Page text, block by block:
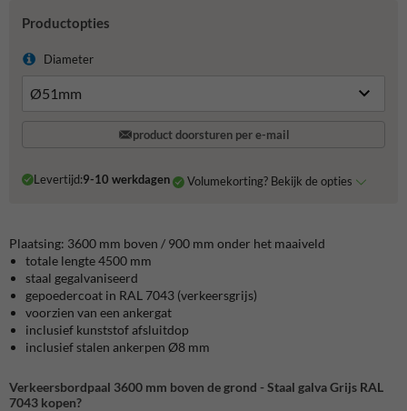
Productopties
Diameter
product doorsturen per e-mail
Levertijd:9-10 werkdagen Volumekorting? Bekijk de opties
Plaatsing: 3600 mm boven / 900 mm onder het maaiveld
totale lengte 4500 mm
staal gegalvaniseerd
gepoedercoat in RAL 7043 (verkeersgrijs)
voorzien van een ankergat
inclusief kunststof afsluitdop
inclusief stalen ankerpen Ø8 mm
Verkeersbordpaal 3600 mm boven de grond - Staal galva Grijs RAL
7043 kopen?